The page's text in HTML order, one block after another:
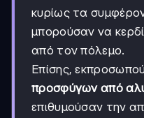
κυρίως τα
μπορούσαν να
από τον πόλεμο.
Επίσης,
προσφύγων από
επιθυμούσαν την